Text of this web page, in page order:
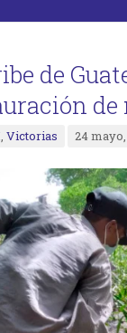
de
de
, Victorias 24 mayo,